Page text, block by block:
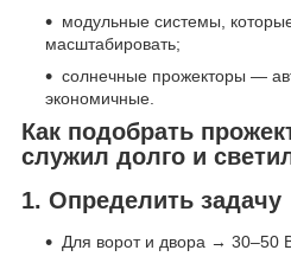
модульные системы,
масштабировать;
солнечные прожекторы —
экономичные.
Как подобрать
служил долго и
1. Определить задачу
Для ворот и двора → 30–50